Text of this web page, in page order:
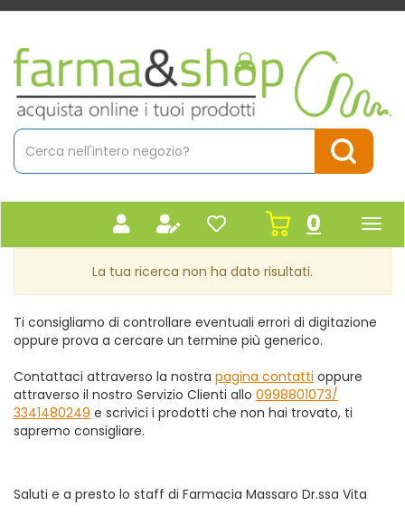
Passa
contenuto
principale
Farmacia
Massaro
Cerca
Prodotto
Cerca
0inseriti
La tua ricerca non ha dato risultati.
Ti consigliamo di controllare eventuali errori di digitazione
oppure prova a cercare un termine più generico.
Contattaci attraverso la nostra pagina contatti oppure
attraverso il nostro Servizio Clienti allo 0998801073/
3341480249 e scrivici i prodotti che non hai trovato, ti
sapremo consigliare.
Saluti e a presto lo staff di Farmacia Massaro Dr.ssa Vita